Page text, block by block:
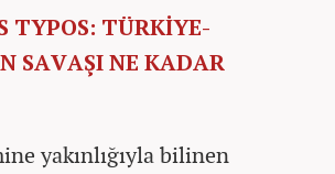
TYPOS: TÜRKİYE-
SAVAŞI NE KADAR
yakınlığıyla bilinen